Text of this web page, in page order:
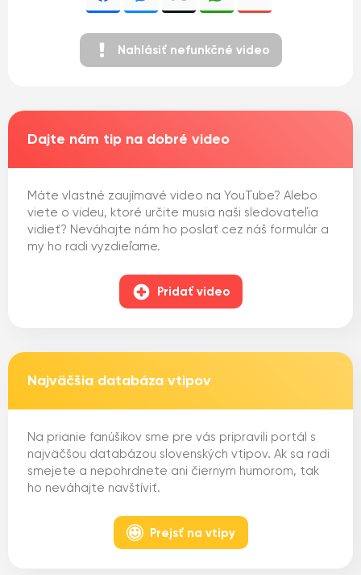
Nahlásiť nefunkčné video
Dajte nám tip na dobré video
Máte vlastné zaujímavé video na YouTube? Alebo
viete o videu, ktoré určite musia naši sledovateľia
vidieť? Neváhajte nám ho poslať cez náš formulár a
my ho radi vyzdieľame.
Pridať video
Najväčšia databáza vtipov
Na prianie fanúšikov sme pre vás pripravili portál s
najväčšou databázou slovenských vtipov. Ak sa radi
smejete a nepohrdnete ani čiernym humorom, tak
ho neváhajte navštíviť.
Prejsť na vtipy